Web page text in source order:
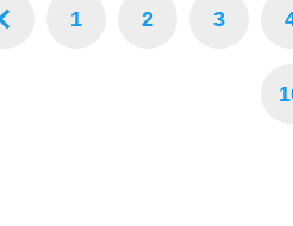
1 2 3